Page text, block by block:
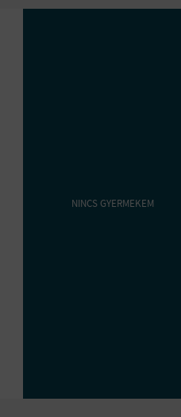
NINCS GYERMEKEM